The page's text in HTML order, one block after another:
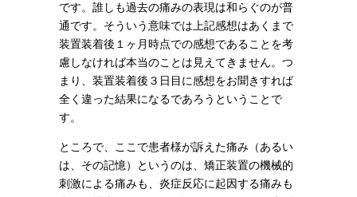
です。誰しも過去の痛みの表現は和らぐのが普
通です。そういう意味では上記感想はあくまで
装置装着後１ヶ月時点での感想であることを考
慮しなければ本当のことは見えてきません。つ
まり、装置装着後３日目に感想をお聞きすれば
全く違った結果になるであろうということで
す。
ところで、ここで患者様が訴えた痛み（あるい
は、その記憶）というのは、矯正装置の機械的
刺激による痛みも、炎症反応に起因する痛みも